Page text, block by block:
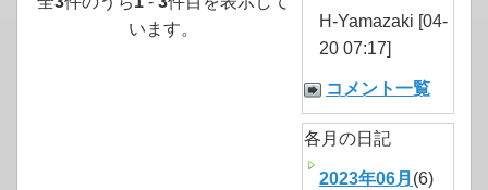
います。
H-Yamazaki [04-
20 07:17]
コメント一覧
各月の日記
2023年06月 (6)